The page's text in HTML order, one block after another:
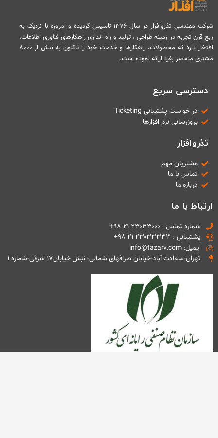
شرکت مهندسی تذروافزار در سال ۱۳۷۶ تاسیس گردیده و امروزه با نزدیک به
ربع قرن تجربه در زمینه طراحی ، تولید و راه اندازی راهکارهای فناوری اطلاعات،
افتخار دارد که محصولات، راهکارها و خدمات خود را تاکنون به بیش از ۸۰۰۰
مشتری منحصر بفرد ارائه نموده است.
دسترسی سریع
در خواست پشتیبانی Ticketing
بروزرسانی نرم افزارها
تذروافزار
مشتریان مهم
تماس با ما
درباره ما
ارتباط با ما
شماره تماس : ۲۳۰۳۳۰۰۰ ۲۱ ۹۸+
پشتیبانی : ۲۳۰۳۳۳۳۳ ۲۱ ۹۸+
ایمیل: info@tazarv.com
تهران-سعادت آباد-خیابان صرافهای شمالی- نبش خیابان۱۷ شرقی-شماره ۱